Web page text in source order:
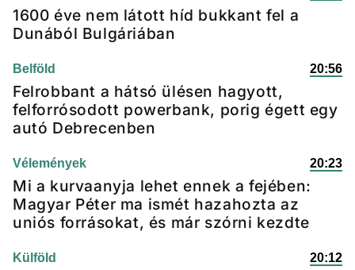
1600 éve nem látott híd bukkant fel a
Dunából Bulgáriában
Belföld 20:56
Felrobbant a hátsó ülésen hagyott,
felforrósodott powerbank, porig égett egy
autó Debrecenben
Vélemények 20:23
Mi a kurvaanyja lehet ennek a fejében:
Magyar Péter ma ismét hazahozta az
uniós forrásokat, és már szórni kezdte
Külföld 20:12